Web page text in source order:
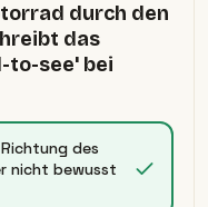
durch den
das
to-see' bei
des
nicht bewusst